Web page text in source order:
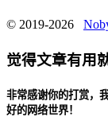
© 2019-2026
觉得文章有用
非常感谢你的打赏，
好的网络世界！